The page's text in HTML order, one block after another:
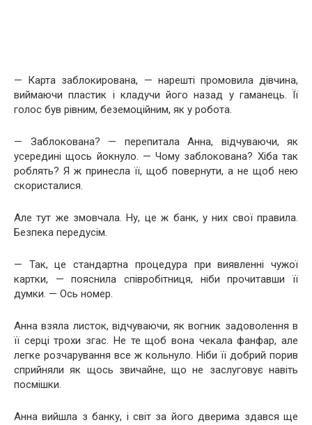
— Карта заблокирована, — нарешті промовила дівчина,
виймаючи пластик і кладучи його назад у гаманець. Її
голос був рівним, беземоційним, як у робота.
— Заблокована? — перепитала Анна, відчуваючи, як
усередині щось йокнуло. — Чому заблокована? Хіба так
роблять? Я ж принесла її, щоб повернути, а не щоб нею
скористалися.
Але тут же змовчала. Ну, це ж банк, у них свої правила.
Безпека передусім.
— Так, це стандартна процедура при виявленні чужої
картки, — пояснила співробітниця, ніби прочитавши її
думки. — Ось номер.
Анна взяла листок, відчуваючи, як вогник задоволення в
її серці трохи згас. Не те щоб вона чекала фанфар, але
легке розчарування все ж кольнуло. Ніби її добрий порив
сприйняли як щось звичайне, що не заслуговує навіть
посмішки.
Анна вийшла з банку, і світ за його дверима здався ще